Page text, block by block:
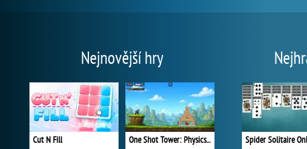
Nejnovější hry
Cut N Fill One Shot Tower: Physics Destroyer Spider Solitaire